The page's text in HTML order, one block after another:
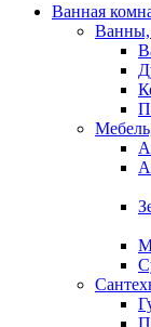
Ванная